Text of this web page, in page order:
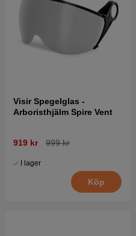
Visir Spegelglas -
Arboristhjälm Spire Vent
919 kr 999 kr
I lager
Köp